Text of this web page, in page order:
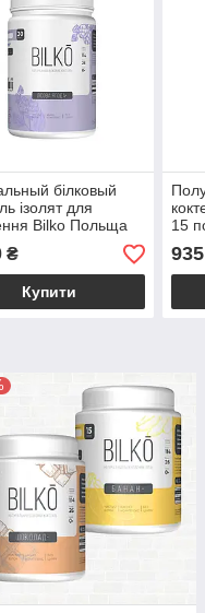
білковый
ізолят для
Bilko Польща
порцій
₴
Купити
15
935